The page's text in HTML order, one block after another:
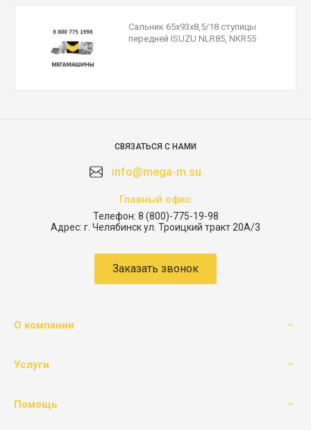
Сальник 65х93х8,5/18 ступицы
передней ISUZU NLR85, NKR55
СВЯЗАТЬСЯ С НАМИ
info@mega-m.su
Главный офис
Телефон: 8 (800)-775-19-98
Адрес: г. Челябинск ул. Троицкий тракт 20А/3
Заказать звонок
О компании
Услуги
Помощь